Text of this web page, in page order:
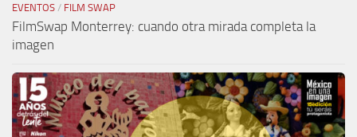
EVENTOS / FILM SWAP
FilmSwap Monterrey: cuando otra mirada completa la
imagen